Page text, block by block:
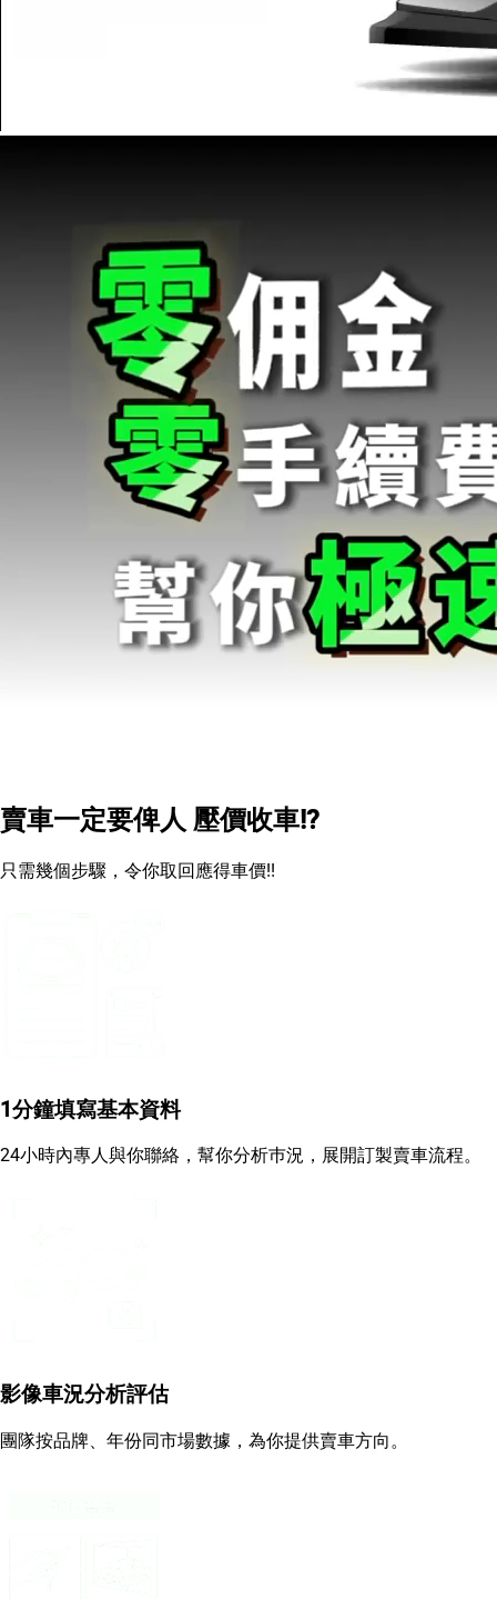
賣車一定要俾人 壓價收車!?
只需幾個步驟，令你取回應得車價!!
1分鐘填寫基本資料
24小時內專人與你聯絡，幫你分析巿況，展開訂製賣車流程。
影像車況分析評估
團隊按品牌、年份同市場數據，為你提供賣車方向。